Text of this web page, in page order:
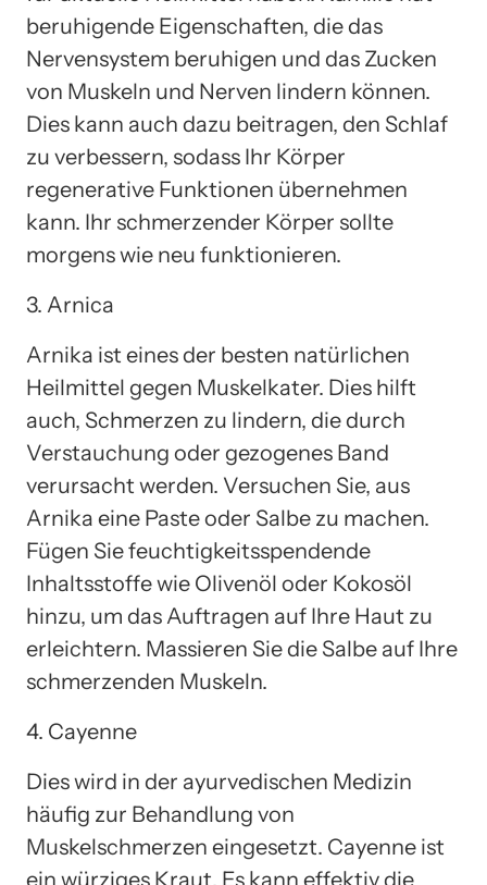
beruhigende Eigenschaften, die das
Nervensystem beruhigen und das Zucken
von Muskeln und Nerven lindern können.
Dies kann auch dazu beitragen, den Schlaf
zu verbessern, sodass Ihr Körper
regenerative Funktionen übernehmen
kann. Ihr schmerzender Körper sollte
morgens wie neu funktionieren.
3. Arnica
Arnika ist eines der besten natürlichen
Heilmittel gegen Muskelkater. Dies hilft
auch, Schmerzen zu lindern, die durch
Verstauchung oder gezogenes Band
verursacht werden. Versuchen Sie, aus
Arnika eine Paste oder Salbe zu machen.
Fügen Sie feuchtigkeitsspendende
Inhaltsstoffe wie Olivenöl oder Kokosöl
hinzu, um das Auftragen auf Ihre Haut zu
erleichtern. Massieren Sie die Salbe auf Ihre
schmerzenden Muskeln.
4. Cayenne
Dies wird in der ayurvedischen Medizin
häufig zur Behandlung von
Muskelschmerzen eingesetzt. Cayenne ist
ein würziges Kraut. Es kann effektiv die